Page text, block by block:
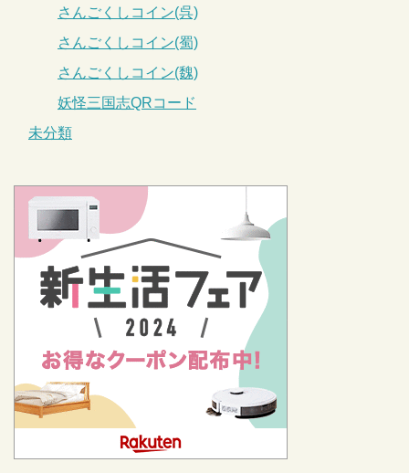
さんごくしコイン(呉)
さんごくしコイン(蜀)
さんごくしコイン(魏)
妖怪三国志QRコード
未分類